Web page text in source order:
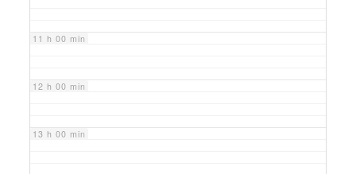
11 h 00 min
12 h 00 min
13 h 00 min